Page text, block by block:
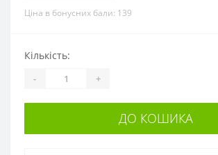
Ціна в бонусних бали: 139
Кількість:
- +
ДО КОШИКА